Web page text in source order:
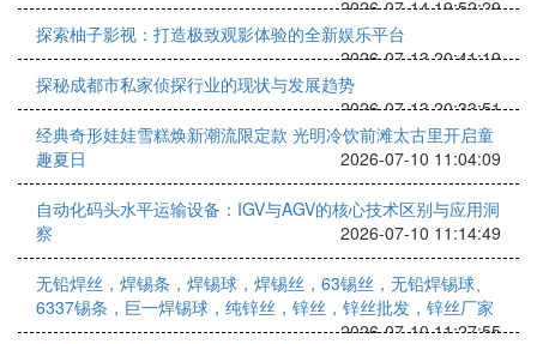
2026-07-14 19:52:29
探索柚子影视：打造极致观影体验的全新娱乐平台
2026-07-13 20:41:19
探秘成都市私家侦探行业的现状与发展趋势
2026-07-13 20:33:51
经典奇形娃娃雪糕焕新潮流限定款 光明冷饮前滩太古里开启童
趣夏日
2026-07-10 11:04:09
自动化码头水平运输设备：IGV与AGV的核心技术区别与应用洞
察
2026-07-10 11:14:49
无铅焊丝，焊锡条，焊锡球，焊锡丝，63锡丝，无铅焊锡球、
6337锡条，巨一焊锡球，纯锌丝，锌丝，锌丝批发，锌丝厂家
2026-07-10 11:27:55